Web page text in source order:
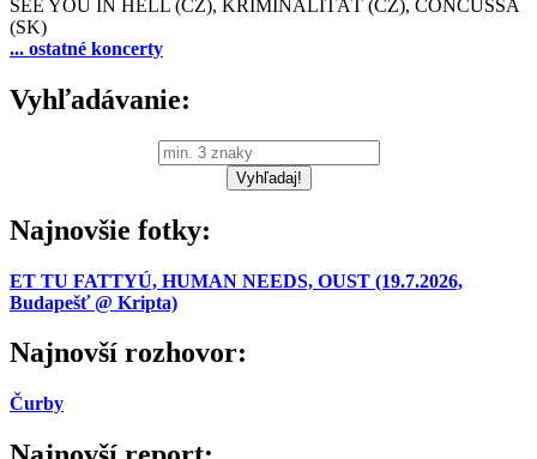
SEE YOU IN HELL (CZ), KRIMINALITÄT (CZ), CONCUSSA
(SK)
... ostatné koncerty
Vyhľadávanie:
Najnovšie fotky:
ET TU FATTYÚ, HUMAN NEEDS, OUST (19.7.2026,
Budapešť @ Kripta)
Najnovší rozhovor:
Čurby